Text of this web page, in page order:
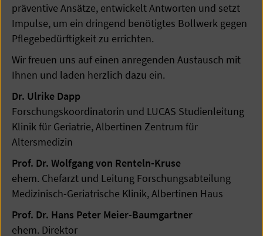
präventive Ansätze, entwickelt Antworten und setzt
Impulse, um ein dringend benötigtes Bollwerk gegen
Pflegebedürftigkeit zu errichten.
Wir freuen uns auf einen anregenden Austausch mit
Ihnen und laden herzlich dazu ein.
Dr. Ulrike Dapp
Forschungskoordinatorin und LUCAS Studienleitung
Klinik für Geriatrie, Albertinen Zentrum für
Altersmedizin
Prof. Dr. Wolfgang von Renteln-Kruse
ehem. Chefarzt und Leitung Forschungsabteilung
Medizinisch-Geriatrische Klinik, Albertinen Haus
Prof. Dr. Hans Peter Meier-Baumgartner
ehem. Direktor